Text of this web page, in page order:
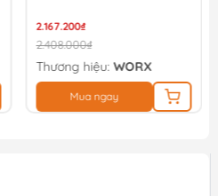
2.167.200₫
2.408.000₫
Thương hiệu:WORX
Mua ngay